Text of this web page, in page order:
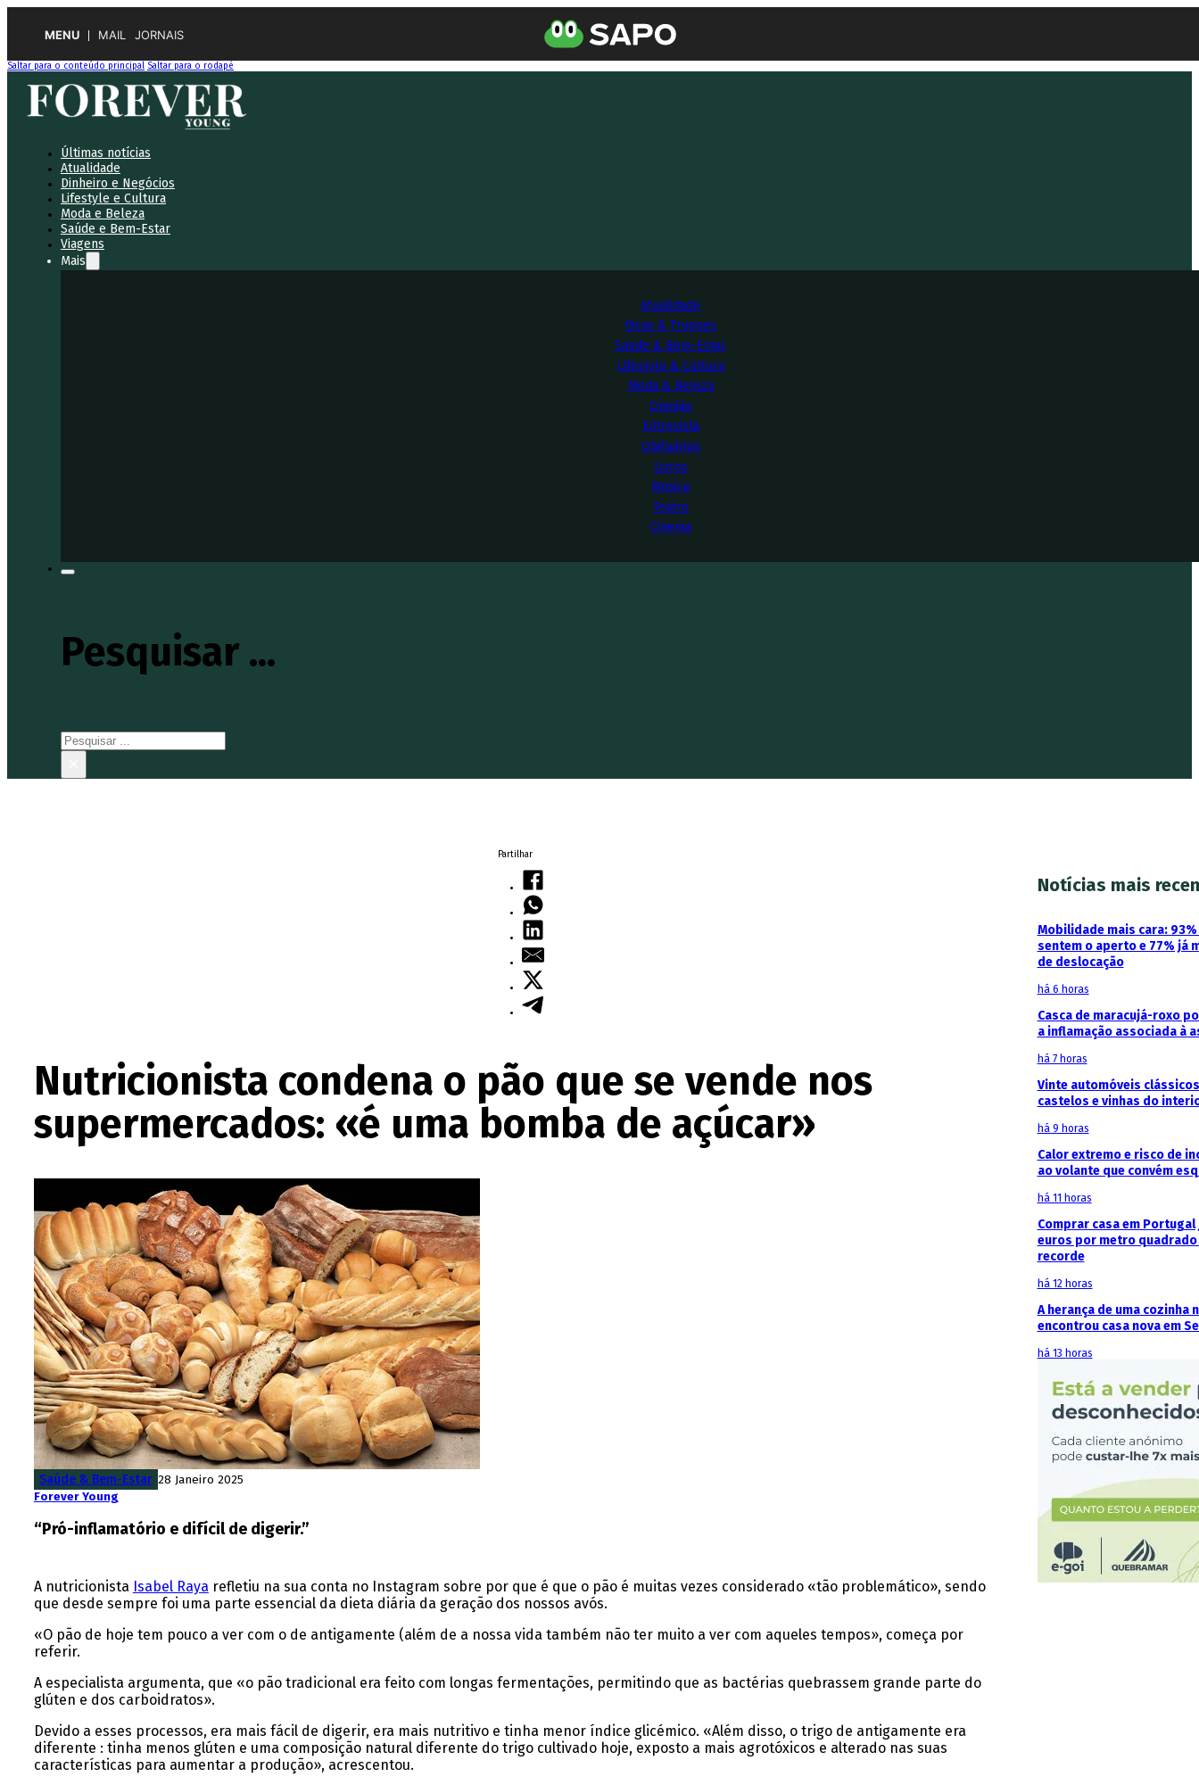
MENU MAIL JORNAIS
Saltar para o conteúdo principal Saltar para o rodapé
Últimas notícias
Atualidade
Dinheiro e Negócios
Lifestyle e Cultura
Moda e Beleza
Saúde e Bem-Estar
Viagens
Mais
Atualidade
Dicas & Truques
Saúde & Bem-Estar
Lifestyle & Cultura
Moda & Beleza
Opinião
Entrevista
Obituários
Livros
Música
Teatro
Cinema
Pesquisar ...
Pesquisar
Partilhar
Nutricionista condena o pão que se vende nos
supermercados: «é uma bomba de açúcar»
Saúde & Bem-Estar 28 Janeiro 2025
Forever Young
“Pró-inflamatório e difícil de digerir.”
A nutricionista Isabel Rayarefletiu na sua conta no Instagram sobre por que é que o pão é muitas vezes considerado «tão problemático», sendo
que desde sempre foi uma parte essencial da dieta diária da geração dos nossos avós.
«O pão de hoje tem pouco a ver com o de antigamente (além de a nossa vida também não ter muito a ver com aqueles tempos», começa por
referir.
A especialista argumenta, que «o pão tradicional era feito com longas fermentações, permitindo que as bactérias quebrassem grande parte do
glúten e dos carboidratos».
Devido a esses processos, era mais fácil de digerir, era mais nutritivo e tinha menor índice glicémico. «Além disso, o trigo de antigamente era
diferente : tinha menos glúten e uma composição natural diferente do trigo cultivado hoje, exposto a mais agrotóxicos e alterado nas suas
características para aumentar a produção», acrescentou.
Notícias mais
Mobilidade mais cara:
sentem o aperto e 77% já
de deslocação
há 6 horas
Casca de maracujá-roxo
a inflamação associada à
há 7 horas
Vinte automóveis
castelos e vinhas do
há 9 horas
Calor extremo e risco de
ao volante que convém
há 11 horas
Comprar casa em Portugal
euros por metro quadrado
recorde
há 12 horas
A herança de uma cozinha
encontrou casa nova em
há 13 horas